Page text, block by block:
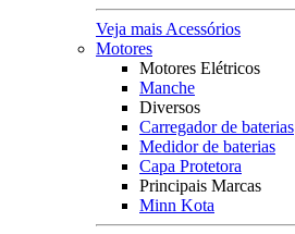
Veja mais Acessórios
Motores
Motores Elétricos
Manche
Diversos
Carregador de baterias
Medidor de baterias
Capa Protetora
Principais Marcas
Minn Kota